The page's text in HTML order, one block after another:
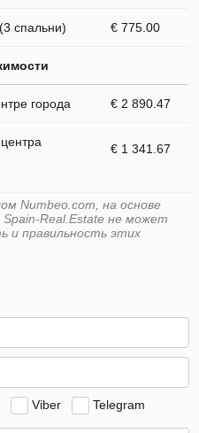
спальни) € 775.00
города € 2 890.47
€ 1 341.67
Numbeo.com, на основе
Spain-Real.Estate не может
и правильность этих
Viber Telegram